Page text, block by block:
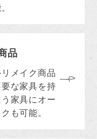
品
メイク商品
な家具を持
家具にオー
も可能。